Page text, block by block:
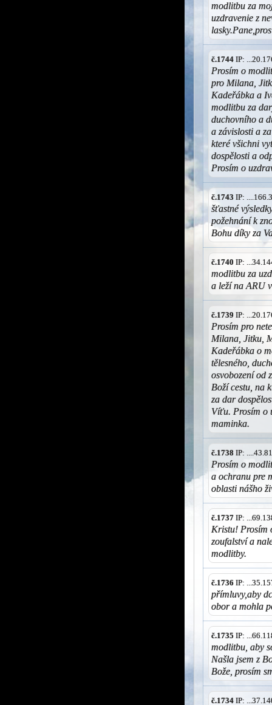
modlitbu za
uzdravenie z
č.1744 IP:
Prosím o
pro Milana,
Kadeřábka a
modlitbu za
duchovního a
a závislosti a
které všichni
dospělosti a
Prosím o
č.1743 IP:
šťastné
požehnání k
Bohu díky za
č.1740 IP:
modlitbu za
a leží na ARU
č.1739 IP:
Prosím pro
Milana, Jitku,
Kadeřábka o
tělesného,
osvobození od
Boží cestu, na
za dar
Víťu. Prosím o
maminka.
č.1738 IP:
Prosím o
a ochranu pre
oblasti nášho
č.1737 IP:
Kristu! Prosím
zoufalství a
modlitby.
č.1736 IP:
přímluvy,aby
obor a mohla
č.1735 IP:
modlitbu, aby
Našla jsem z
Bože, prosím
č.1734 IP: